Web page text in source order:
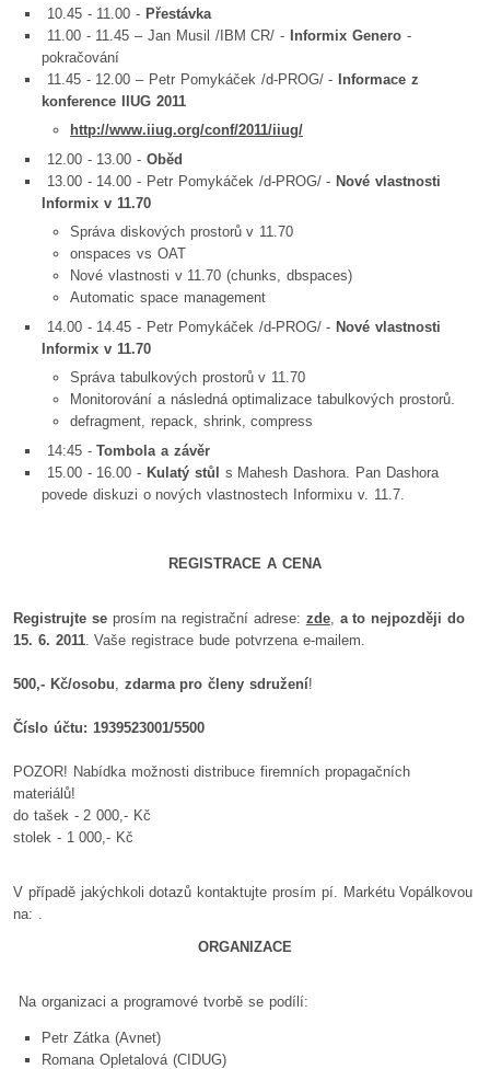
10.45 - 11.00 - Přestávka
11.00 - 11.45 – Jan Musil /IBM CR/ -
Informix Genero-
pokračování
11.45 - 12.00 – Petr Pomykáček /d-PROG/ -
Informace z
konference IIUG 2011
http://www.iiug.org/conf/2011/iiug/
12.00 - 13.00 - Oběd
13.00 - 14.00 - Petr Pomykáček /d-PROG/ - Nové vlastnosti
Informix v 11.70
Správa diskových prostorů v 11.70
onspaces vs OAT
Nové vlastnosti v 11.70 (chunks, dbspaces)
Automatic space management
14.00 - 14.45 - Petr Pomykáček /d-PROG/ - Nové vlastnosti
Informix v 11.70
Správa tabulkových prostorů v 11.70
Monitorování a následná optimalizace tabulkových prostorů.
defragment, repack, shrink, compress
14:45 -Tombola a závěr
15.00 - 16.00 - Kulatý stůl
s Mahesh Dashora. Pan Dashora
povede diskuzi o nových vlastnostech Informixu v. 11.7.
REGISTRACE A CENA
Registrujte seprosím na registrační adrese: zde, a to nejpozději do
15. 6. 2011. Vaše registrace bude potvrzena e-mailem.
500,- Kč/osobu zdarma pro členy sdružení!
Číslo účtu: 1939523001/5500
POZOR! Nabídka možnosti distribuce firemních propagačních
materiálů!
do tašek - 2 000,- Kč
stolek - 1 000,- Kč
V případě jakýchkoli dotazů kontaktujte prosím pí. Markétu Vopálkovou
na:
ORGANIZACE
Na organizaci a programové tvorbě se podílí:
Petr Zátka (Avnet)
Romana Opletalová (CIDUG)